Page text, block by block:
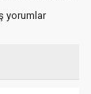
yorumlar